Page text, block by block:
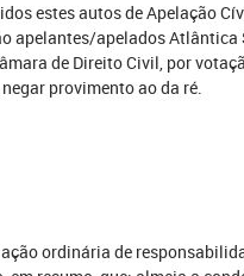
estes autos de Apelação
apelantes/apelados
de Direito Civil, por
provimento ao da ré.
ordinária de